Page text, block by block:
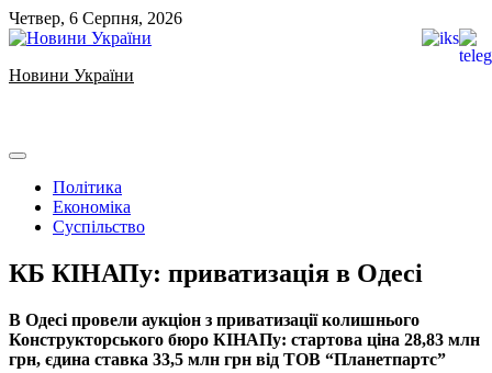
Skip
to
Четвер, 6 Серпня, 2026
Новини України
Політика
Економіка
Суспільство
КБ КІНАПу: приватизація в Одесі
В Одесі провели аукціон з приватизації колишнього
Конструкторського бюро КІНАПу: стартова ціна 28,83 млн
грн, єдина ставка 33,5 млн грн від ТОВ “Планетпартс”